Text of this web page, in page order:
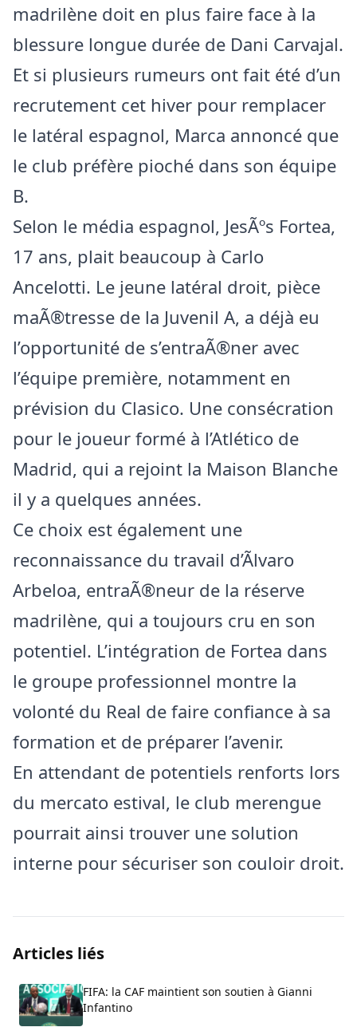
madrilène doit en plus faire face à la
blessure longue durée de Dani Carvajal.
Et si plusieurs rumeurs ont fait été d’un
recrutement cet hiver pour remplacer
le latéral espagnol, Marca annoncé que
le club préfère pioché dans son équipe
B.
Selon le média espagnol, JesÃºs Fortea,
17 ans, plait beaucoup à Carlo
Ancelotti. Le jeune latéral droit, pièce
maÃ®tresse de la Juvenil A, a déjà eu
l’opportunité de s’entraÃ®ner avec
l’équipe première, notamment en
prévision du Clasico. Une consécration
pour le joueur formé à l’Atlético de
Madrid, qui a rejoint la Maison Blanche
il y a quelques années.
Ce choix est également une
reconnaissance du travail d’Ãlvaro
Arbeloa, entraÃ®neur de la réserve
madrilène, qui a toujours cru en son
potentiel. L’intégration de Fortea dans
le groupe professionnel montre la
volonté du Real de faire confiance à sa
formation et de préparer l’avenir.
En attendant de potentiels renforts lors
du mercato estival, le club merengue
pourrait ainsi trouver une solution
interne pour sécuriser son couloir droit.
Articles liés
FIFA: la CAF maintient son soutien à Gianni
Infantino